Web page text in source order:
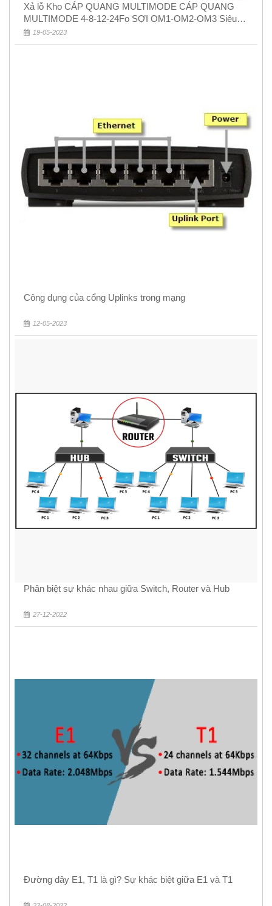
Xả lỗ Kho CÁP QUANG MULTIMODE CÁP QUANG
MULTIMODE 4-8-12-24Fo SỢI OM1-OM2-OM3 Siêu
Rẻ 5k
19-05-2023
Công dụng của cổng Uplinks trong mạng
12-05-2023
Phân biệt sự khác nhau giữa Switch, Router và Hub
27-12-2022
Đường dây E1, T1 là gì? Sự khác biệt giữa E1 và T1